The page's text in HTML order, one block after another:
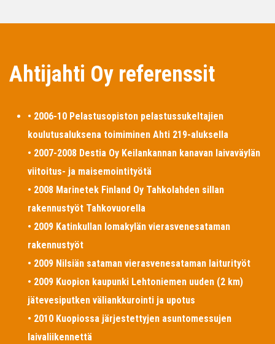
Ahtijahti Oy referenssit
• 2006-10 Pelastusopiston pelastussukeltajien
koulutusaluksena toimiminen Ahti 219-aluksella
• 2007-2008 Destia Oy Keilankannan kanavan laivaväylän
viitoitus- ja maisemointityötä
• 2008 Marinetek Finland Oy Tahkolahden sillan
rakennustyöt Tahkovuorella
• 2009 Katinkullan lomakylän vierasvenesataman
rakennustyöt
• 2009 Nilsiän sataman vierasvenesataman laiturityöt
• 2009 Kuopion kaupunki Lehtoniemen uuden (2 km)
jätevesiputken väliankkurointi ja upotus
• 2010 Kuopiossa järjestettyjen asuntomessujen
laivaliikennettä